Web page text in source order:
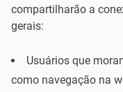
compartilharão a
gerais:
Usuários que
como navegação na